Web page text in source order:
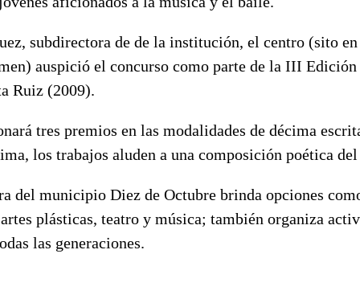
subdirectora de de la institución, el centro (sito
auspició el concurso como parte de la III
Ruiz (2009).
tres premios en las modalidades de décima
los trabajos aluden a una composición poética
del municipio Diez de Octubre brinda opciones
plásticas, teatro y música; también organiza
las generaciones.